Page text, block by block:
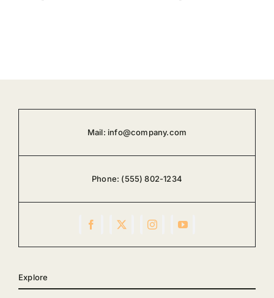
Mail: info@company.com
Phone: (555) 802-1234
Explore